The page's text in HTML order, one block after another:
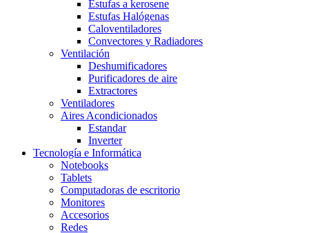
Estufas a kerosene
Estufas Halógenas
Caloventiladores
Convectores y Radiadores
Ventilación
Deshumificadores
Purificadores de aire
Extractores
Ventiladores
Aires Acondicionados
Estandar
Inverter
Tecnología e Informática
Notebooks
Tablets
Computadoras de escritorio
Monitores
Accesorios
Redes